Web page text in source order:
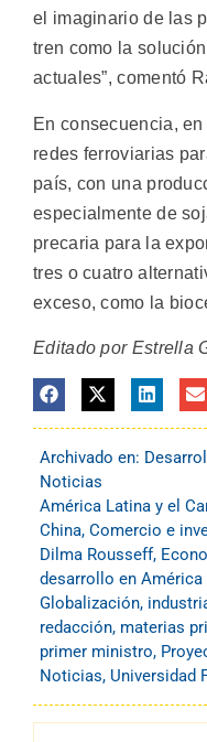
el imaginario de las
tren como la
actuales”, comentó
En consecuencia,
redes ferroviarias
país, con una
especialmente de
precaria para la
tres o cuatro
exceso, como la
Editado por Estrella
Archivado en:
Noticias
América Latina y el
China, Comercio e
Dilma Rousseff,
desarrollo en América
Globalización,
redacción, materias
primer ministro,
Noticias, Universidad